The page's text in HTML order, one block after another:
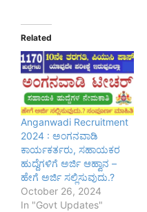
Related
Anganwadi Recruitment
2024 : ಅಂಗನವಾಡಿ
ಕಾರ್ಯಕರ್ತರು, ಸಹಾಯಕರ
ಹುದ್ದೆಗಳಿಗೆ ಅರ್ಜಿ ಆಹ್ವಾನ –
ಹೇಗೆ ಅರ್ಜಿ ಸಲ್ಲಿಸುವುದು.?
October 26, 2024
In "Govt Updates"